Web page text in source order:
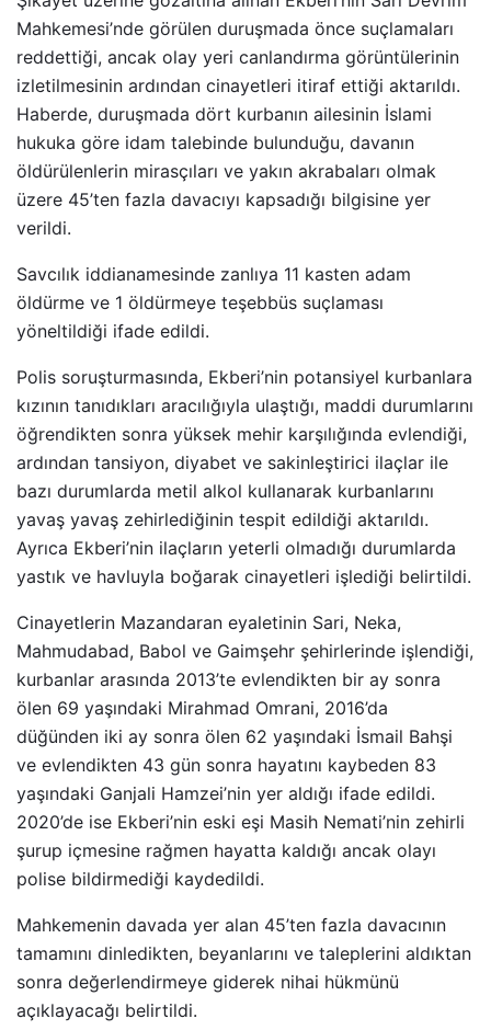
Mahkemesi’nde görülen duruşmada önce suçlamaları
reddettiği, ancak olay yeri canlandırma görüntülerinin
izletilmesinin ardından cinayetleri itiraf ettiği aktarıldı.
Haberde, duruşmada dört kurbanın ailesinin İslami
hukuka göre idam talebinde bulunduğu, davanın
öldürülenlerin mirasçıları ve yakın akrabaları olmak
üzere 45’ten fazla davacıyı kapsadığı bilgisine yer
verildi.
Savcılık iddianamesinde zanlıya 11 kasten adam
öldürme ve 1 öldürmeye teşebbüs suçlaması
yöneltildiği ifade edildi.
Polis soruşturmasında, Ekberi’nin potansiyel kurbanlara
kızının tanıdıkları aracılığıyla ulaştığı, maddi durumlarını
öğrendikten sonra yüksek mehir karşılığında evlendiği,
ardından tansiyon, diyabet ve sakinleştirici ilaçlar ile
bazı durumlarda metil alkol kullanarak kurbanlarını
yavaş yavaş zehirlediğinin tespit edildiği aktarıldı.
Ayrıca Ekberi’nin ilaçların yeterli olmadığı durumlarda
yastık ve havluyla boğarak cinayetleri işlediği belirtildi.
Cinayetlerin Mazandaran eyaletinin Sari, Neka,
Mahmudabad, Babol ve Gaimşehr şehirlerinde işlendiği,
kurbanlar arasında 2013’te evlendikten bir ay sonra
ölen 69 yaşındaki Mirahmad Omrani, 2016’da
düğünden iki ay sonra ölen 62 yaşındaki İsmail Bahşi
ve evlendikten 43 gün sonra hayatını kaybeden 83
yaşındaki Ganjali Hamzei’nin yer aldığı ifade edildi.
2020’de ise Ekberi’nin eski eşi Masih Nemati’nin zehirli
şurup içmesine rağmen hayatta kaldığı ancak olayı
polise bildirmediği kaydedildi.
Mahkemenin davada yer alan 45’ten fazla davacının
tamamını dinledikten, beyanlarını ve taleplerini aldıktan
sonra değerlendirmeye giderek nihai hükmünü
açıklayacağı belirtildi.